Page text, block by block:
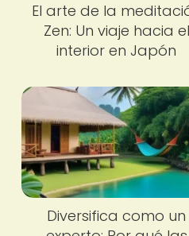
El arte de la
Zen: Un viaje hacia el
interior en Japón
Diversifica como un